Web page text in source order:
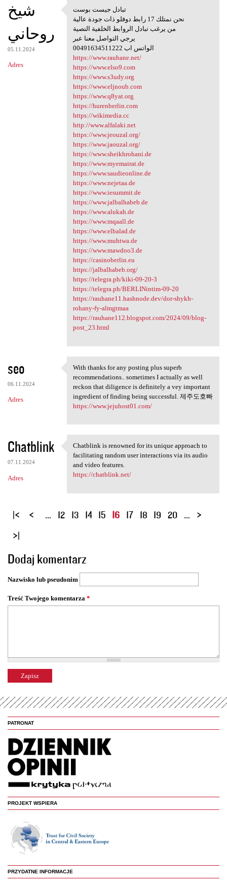
شيخ
روحاني
05.11.2024
Adres
تبادل جيست بوست
تبادل جيست بوست
نحن نمتلك 17 رابط دوفلو ذات جودة عالية
من يرغب تبادل الروابط الخلفية النصية
يرجي التواصل معنا عبر
00491634511222 الواتس اب
https://www.rauhane.net/
https://www.elso9.com
https://www.s3udy.org
https://www.eljnoub.com
https://www.q8yat.org
https://hurenberlin.com
https://wikimedia.cc
http://www.alfalaki.net
https://www.jeouzal.org/
https://www.jaouzal.org/
https://www.sheikhrohani.de
https://www.myemairat.de
https://www.saudieonline.de
https://www.nejetaa.de
https://www.iesummit.de
https://www.jalbalhabeb.de
https://www.alukah.de
https://www.mqaall.de
https://www.elbalad.de
https://www.muhtwa.de
https://www.mawdoo3.de
https://casinoberlin.eu
https://jalbalhabeb.org/
https://telegra.ph/kiki-09-20-3
https://telegra.ph/BERLINintim-09-20
https://rauhane11.hashnode.dev/dor-shykh-
rohany-fy-almgtmaa
https://rauhane112.blogspot.com/2024/09/blog-
post_23.html
seo
06.11.2024
Adres
With thanks for any posting
With thanks for any posting plus superb
recommendations.. sometimes I actually as well
reckon that diligence is definitely a vey important
ingredient of finding being successful. 제주도호빠
https://www.jejuhost01.com/
Chatblink
07.11.2024
Adres
Chatblink is renowned for its
Chatblink is renowned for its unique approach to
facilitating random user interactions via its audio
and video features.
https://chatblink.net/
S
o
n
y
… 12 13 14 15 16 17 18 19 20 …
Dodaj komentarz
Nazwisko lub pseudonim
Treść Twojego komentarza *
PATRONAT
PROJEKT WSPIERA
PRZYDATNE INFORMACJE